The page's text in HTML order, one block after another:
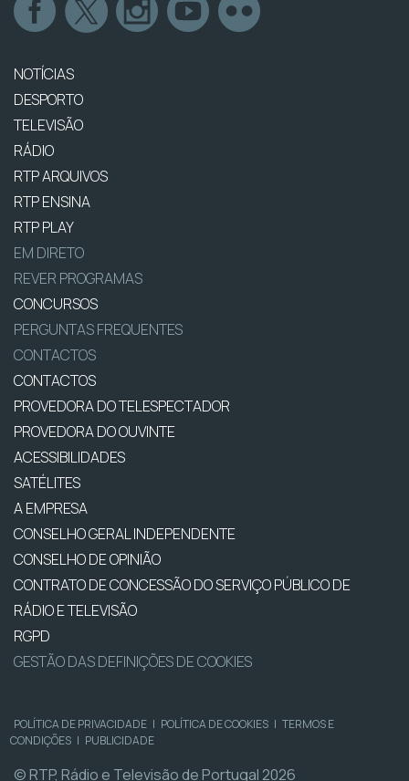
NOTÍCIAS
DESPORTO
TELEVISÃO
RÁDIO
RTP ARQUIVOS
RTP ENSINA
RTP PLAY
EM DIRETO
REVER PROGRAMAS
CONCURSOS
PERGUNTAS FREQUENTES
CONTACTOS
CONTACTOS
PROVEDORA DO TELESPECTADOR
PROVEDORA DO OUVINTE
ACESSIBILIDADES
SATÉLITES
A EMPRESA
CONSELHO GERAL INDEPENDENTE
CONSELHO DE OPINIÃO
CONTRATO DE CONCESSÃO DO SERVIÇO PÚBLICO DE
RÁDIO E TELEVISÃO
RGPD
GESTÃO DAS DEFINIÇÕES DE COOKIES
POLÍTICA DE PRIVACIDADE | POLÍTICA DE COOKIES | TERMOS E
CONDIÇÕES | PUBLICIDADE
© RTP, Rádio e Televisão de Portugal 2026